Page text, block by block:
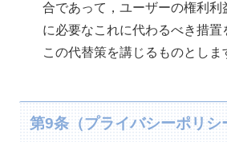
合であって，ユーザーの権利利
に必要なこれに代わるべき措置
この代替策を講じるものとしま
第9条（プライバシーポリシ